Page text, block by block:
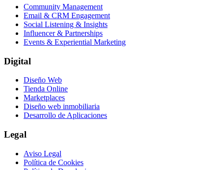
Community Management
Email & CRM Engagement
Social Listening & Insights
Influencer & Partnerships
Events & Experiential Marketing
Digital
Diseño Web
Tienda Online
Marketplaces
Diseño web inmobiliaria
Desarrollo de Aplicaciones
Legal
Aviso Legal
Política de Cookies